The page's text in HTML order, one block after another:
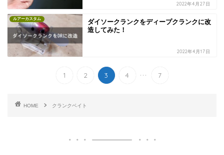
2022年4月27日
ルアーカスタム
ダイソークランクをディープクランクに改
造してみた！
2022年4月17日
1 2 3 4 ... 7
HOME クランクベイト